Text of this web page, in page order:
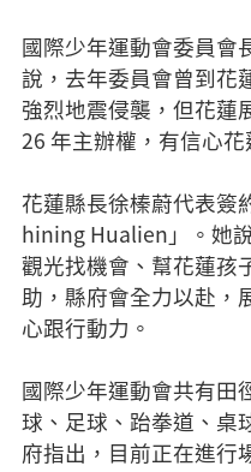
國際少年運動會委員會
說，去年委員會曾到花
強烈地震侵襲，但花蓮
26 年主辦權，有信心
花蓮縣長徐榛蔚代表簽
hining Hualien」。她
觀光找機會、幫花蓮孩
助，縣府會全力以赴，
心跟行動力。
國際少年運動會共有田
球、足球、跆拳道、桌
府指出，目前正在進行